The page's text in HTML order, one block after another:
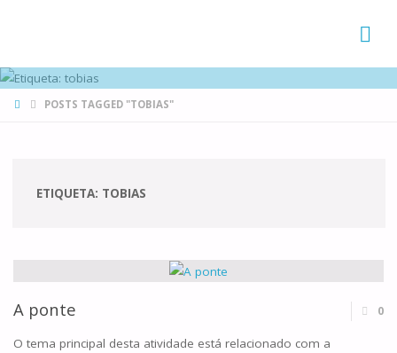
HOMEPOSTS TAGGED "TOBIAS"
ETIQUETA: TOBIAS
A ponte 0
O tema principal desta atividade está relacionado com a